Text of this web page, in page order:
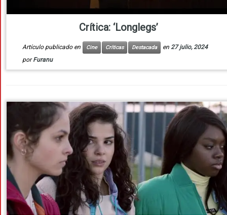
Crítica: ‘Longlegs’
Artículo publicado en Cine Críticas Destacada en 27 julio, 2024
porFuranu